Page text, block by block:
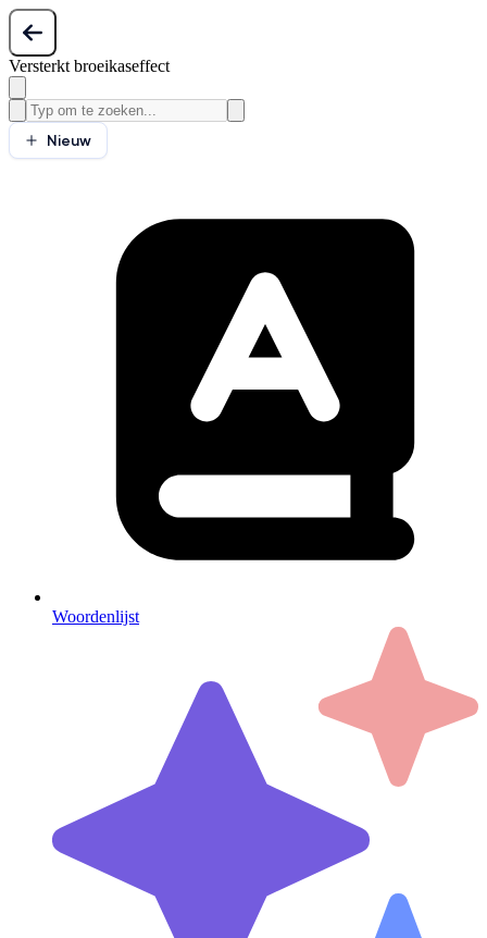
Versterkt broeikaseffect
Nieuw
Woordenlijst